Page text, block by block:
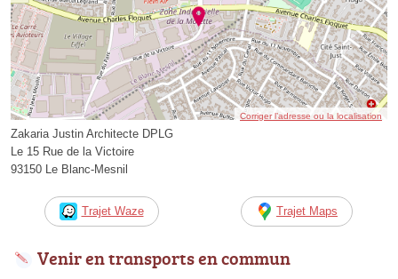
Corriger l’adresse ou la localisation
Zakaria Justin Architecte DPLG
Le 15 Rue de la Victoire
93150 Le Blanc-Mesnil
Trajet Waze Trajet Maps
Venir en transports en commun